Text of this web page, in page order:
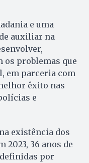
e uma
auxiliar na
os problemas que
em parceria com
êxito nas
e
existência dos
2023, 36 anos de
por